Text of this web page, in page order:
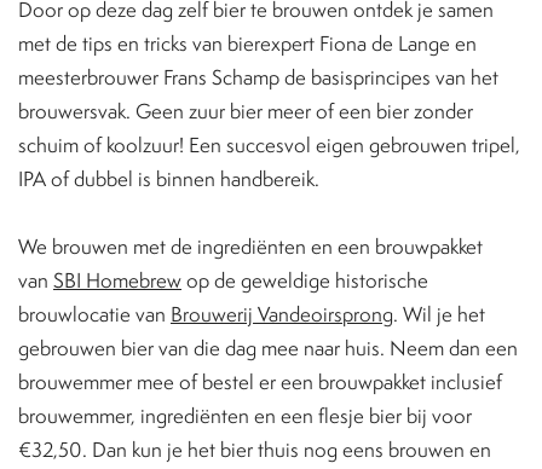
Door op deze dag zelf bier te brouwen ontdek je samen
met de tips en tricks van bierexpert Fiona de Lange en
meesterbrouwer Frans Schamp de basisprincipes van het
brouwersvak. Geen zuur bier meer of een bier zonder
schuim of koolzuur! Een succesvol eigen gebrouwen tripel,
IPA of dubbel is binnen handbereik.
We brouwen met de ingrediënten en een brouwpakket
van SBI Homebrew op de geweldige historische
brouwlocatie van Brouwerij Vandeoirsprong. Wil je het
gebrouwen bier van die dag mee naar huis. Neem dan een
brouwemmer mee of bestel er een brouwpakket inclusief
brouwemmer, ingrediënten en een flesje bier bij voor
€32,50. Dan kun je het bier thuis nog eens brouwen en